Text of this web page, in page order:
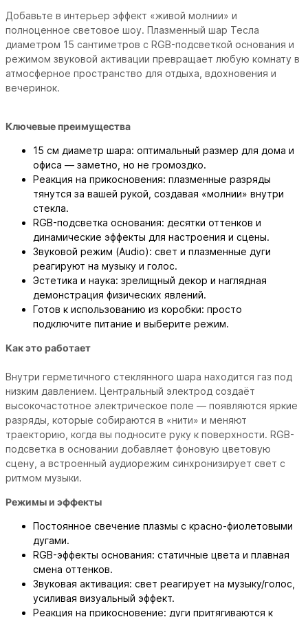
Добавьте в интерьер эффект «живой молнии» и
полноценное световое шоу. Плазменный шар Тесла
диаметром 15 сантиметров с RGB-подсветкой основания и
режимом звуковой активации превращает любую комнату в
атмосферное пространство для отдыха, вдохновения и
вечеринок.
Ключевые преимущества
15 см диаметр шара: оптимальный размер для дома и
офиса — заметно, но не громоздко.
Реакция на прикосновения: плазменные разряды
тянутся за вашей рукой, создавая «молнии» внутри
стекла.
RGB-подсветка основания: десятки оттенков и
динамические эффекты для настроения и сцены.
Звуковой режим (Audio): свет и плазменные дуги
реагируют на музыку и голос.
Эстетика и наука: зрелищный декор и наглядная
демонстрация физических явлений.
Готов к использованию из коробки: просто
подключите питание и выберите режим.
Как это работает
Внутри герметичного стеклянного шара находится газ под
низким давлением. Центральный электрод создаёт
высокочастотное электрическое поле — появляются яркие
разряды, которые собираются в «нити» и меняют
траекторию, когда вы подносите руку к поверхности. RGB-
подсветка в основании добавляет фоновую цветовую
сцену, а встроенный аудиорежим синхронизирует свет с
ритмом музыки.
Режимы и эффекты
Постоянное свечение плазмы с красно-фиолетовыми
дугами.
RGB-эффекты основания: статичные цвета и плавная
смена оттенков.
Звуковая активация: свет реагирует на музыку/голос,
усиливая визуальный эффект.
Реакция на прикосновение: дуги притягиваются к